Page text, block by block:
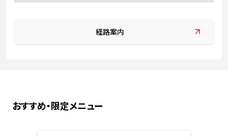
経路案内
おすすめ・限定メニュー